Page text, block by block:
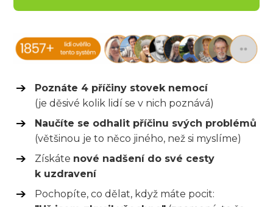
Poznáte 4 příčiny stovek nemocí
(je děsivé kolik lidí se v nich poznává)
Naučíte se odhalit příčinu svých problémů
(většinou je to něco jiného, než si myslíme)
Získáte nové nadšení do své cesty
k uzdravení
Pochopíte, co dělat, když máte pocit: